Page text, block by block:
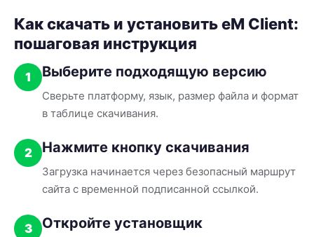
Как скачать и установить eM Client:
пошаговая инструкция
1 Выберите подходящую версию
Сверьте платформу, язык, размер файла и формат
в таблице скачивания.
2 Нажмите кнопку скачивания
Загрузка начинается через безопасный маршрут
сайта с временной подписанной ссылкой.
3 Откройте установщик